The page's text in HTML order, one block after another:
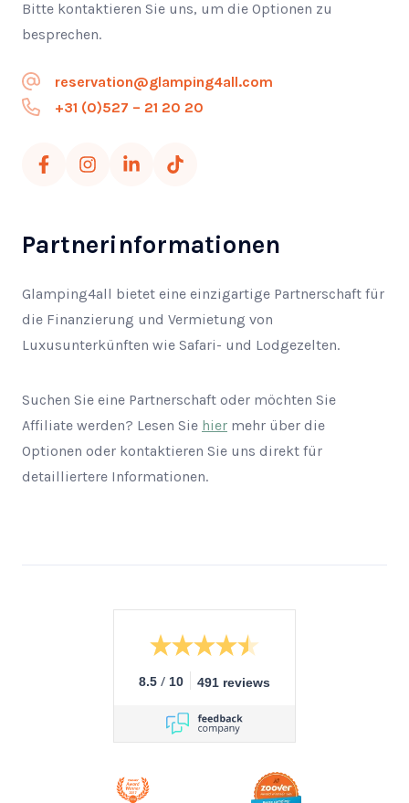
Bitte kontaktieren Sie uns, um die Optionen zu
besprechen.
reservation@glamping4all.com
+31 (0)527 – 21 20 20
Partnerinformationen
Glamping4all bietet eine einzigartige Partnerschaft für
die Finanzierung und Vermietung von
Luxusunterkünften wie Safari- und Lodgezelten.
Suchen Sie eine Partnerschaft oder möchten Sie
Affiliate werden? Lesen Sie hier mehr über die
Optionen oder kontaktieren Sie uns direkt für
detailliertere Informationen.
8.5 / 10 491 reviews